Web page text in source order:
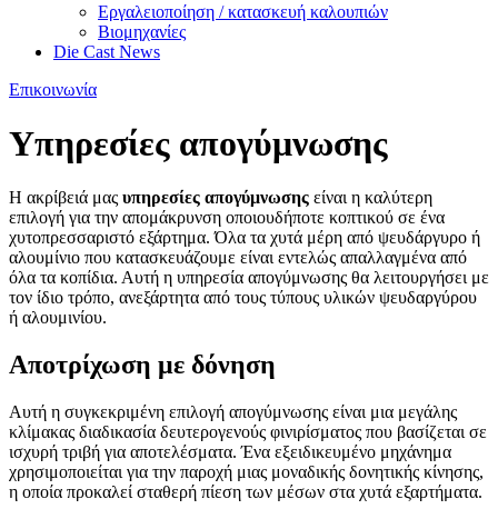
Εργαλειοποίηση / κατασκευή καλουπιών
Βιομηχανίες
Die Cast News
Επικοινωνία
Υπηρεσίες απογύμνωσης
Η ακρίβειά μας υπηρεσίες απογύμνωσης είναι η καλύτερη
επιλογή για την απομάκρυνση οποιουδήποτε κοπτικού σε ένα
χυτοπρεσσαριστό εξάρτημα. Όλα τα χυτά μέρη από ψευδάργυρο ή
αλουμίνιο που κατασκευάζουμε είναι εντελώς απαλλαγμένα από
όλα τα κοπίδια. Αυτή η υπηρεσία απογύμνωσης θα λειτουργήσει με
τον ίδιο τρόπο, ανεξάρτητα από τους τύπους υλικών ψευδαργύρου
ή αλουμινίου.
Αποτρίχωση με δόνηση
Αυτή η συγκεκριμένη επιλογή απογύμνωσης είναι μια μεγάλης
κλίμακας διαδικασία δευτερογενούς φινιρίσματος που βασίζεται σε
ισχυρή τριβή για αποτελέσματα. Ένα εξειδικευμένο μηχάνημα
χρησιμοποιείται για την παροχή μιας μοναδικής δονητικής κίνησης,
η οποία προκαλεί σταθερή πίεση των μέσων στα χυτά εξαρτήματα.